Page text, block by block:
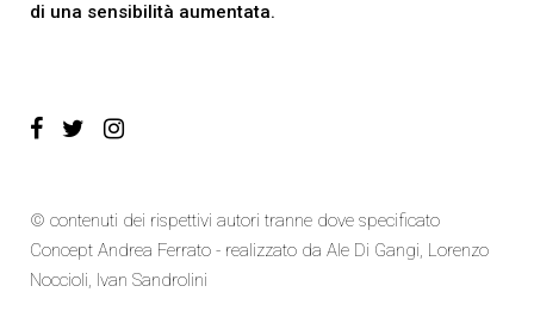
di una sensibilità aumentata.
© contenuti dei rispettivi autori tranne dove specificato
Concept Andrea Ferrato - realizzato da Ale Di Gangi, Lorenzo
Noccioli, Ivan Sandrolini